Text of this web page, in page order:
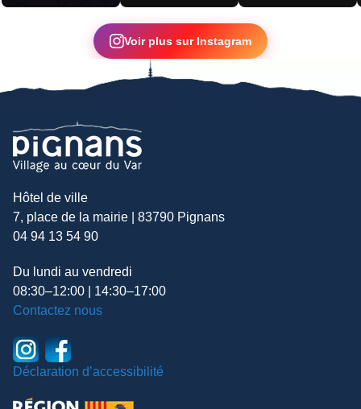
▶
Voir plus sur Instagram
Hôtel de ville
7, place de la mairie | 83790 Pignans
04 94 13 54 90
Du lundi au vendredi
08:30–12:00 | 14:30–17:00
Contactez nous
Déclaration d’accessibilité